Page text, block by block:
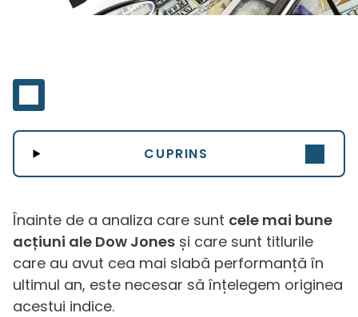
CUPRINS
Înainte de a analiza care sunt cele mai bune
acțiuni ale Dow Jones și care sunt titlurile
care au avut cea mai slabă performanță în
ultimul an, este necesar să înțelegem originea
acestui indice.